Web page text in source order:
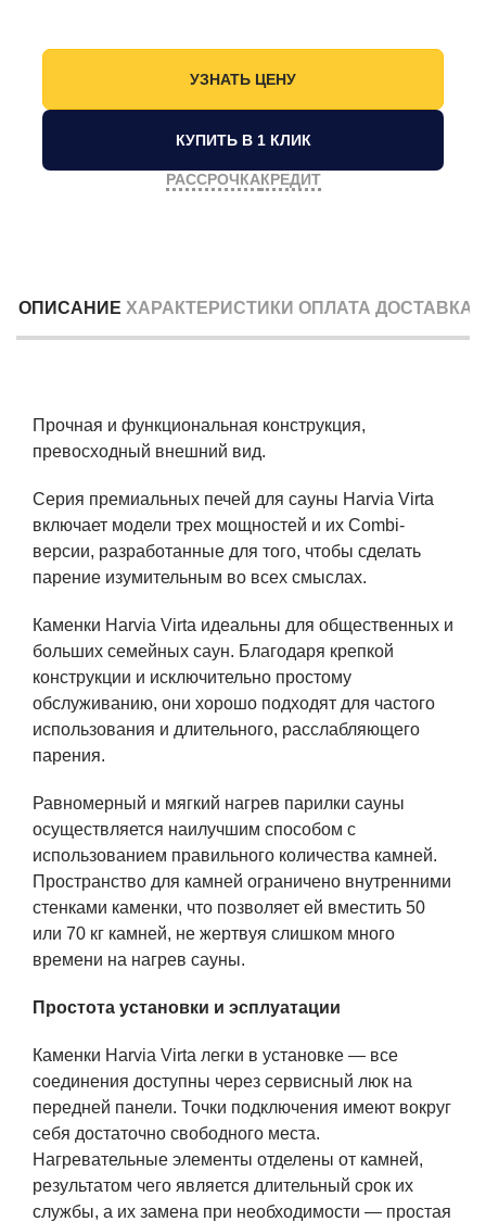
КУПИТЬ В 1 КЛИК
РАССРОЧКАКРЕДИТ
ОПИСАНИЕ ХАРАКТЕРИСТИКИ ОПЛАТА ДОСТАВКА
Прочная и функциональная конструкция,
превосходный внешний вид.
Серия премиальных печей для сауны Harvia Virta
включает модели трех мощностей и их Combi-
версии, разработанные для того, чтобы сделать
парение изумительным во всех смыслах.
Каменки Harvia Virta идеальны для общественных и
больших семейных саун. Благодаря крепкой
конструкции и исключительно простому
обслуживанию, они хорошо подходят для частого
использования и длительного, расслабляющего
парения.
Равномерный и мягкий нагрев парилки сауны
осуществляется наилучшим способом с
использованием правильного количества камней.
Пространство для камней ограничено внутренними
стенками каменки, что позволяет ей вместить 50
или 70 кг камней, не жертвуя слишком много
времени на нагрев сауны.
Простота установки и эсплуатации
Каменки Harvia Virta легки в установке — все
соединения доступны через сервисный люк на
передней панели. Точки подключения имеют вокруг
себя достаточно свободного места.
Нагревательные элементы отделены от камней,
результатом чего является длительный срок их
службы, а их замена при необходимости — простая